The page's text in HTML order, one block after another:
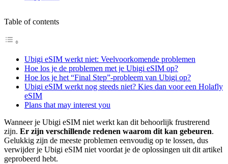
Table of contents
Ubigi eSIM werkt niet: Veelvoorkomende problemen
Hoe los je de problemen met je Ubigi eSIM op?
Hoe los je het “Final Step”-probleem van Ubigi op?
Ubigi eSIM werkt nog steeds niet? Kies dan voor een Holafly
eSIM
Plans that may interest you
Wanneer je Ubigi eSIM niet werkt kan dit behoorlijk frustrerend
zijn. Er zijn verschillende redenen waarom dit kan gebeuren.
Gelukkig zijn de meeste problemen eenvoudig op te lossen, dus
verwijder je Ubigi eSIM niet voordat je de oplossingen uit dit artikel
geprobeerd hebt.